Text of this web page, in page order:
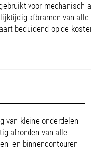
voor mechanisch
afbramen van
beduidend op de
van kleine onderdelen -
afronden van alle
en binnencontouren